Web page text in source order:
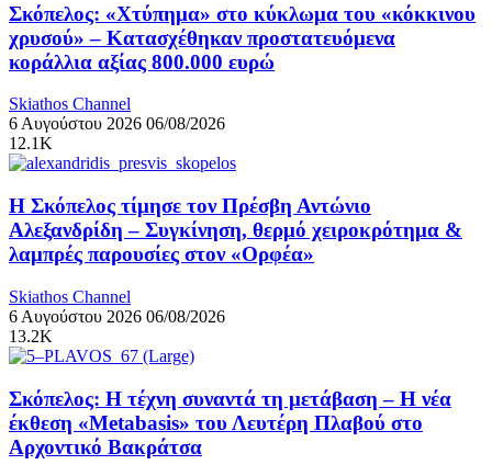
Σκόπελος: «Χτύπημα» στο κύκλωμα του «κόκκινου
χρυσού» – Κατασχέθηκαν προστατευόμενα
κοράλλια αξίας 800.000 ευρώ
Skiathos Channel
6 Αυγούστου 2026 06/08/2026
12.1K
Η Σκόπελος τίμησε τον Πρέσβη Αντώνιο
Αλεξανδρίδη – Συγκίνηση, θερμό χειροκρότημα &
λαμπρές παρουσίες στον «Ορφέα»
Skiathos Channel
6 Αυγούστου 2026 06/08/2026
13.2K
Σκόπελος: Η τέχνη συναντά τη μετάβαση – Η νέα
έκθεση «Metabasis» του Λευτέρη Πλαβού στο
Αρχοντικό Βακράτσα